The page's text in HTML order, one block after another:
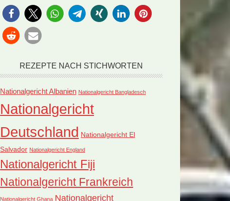
REZEPTE NACH STICHWORTEN
Nationalgericht Albanien Nationalgericht Bangladesch
Nationalgericht
Deutschland Nationalgericht El
Salvador Nationalgericht England
Nationalgericht Fiji
Nationalgericht Frankreich
Nationalgericht Ghana Nationalgericht